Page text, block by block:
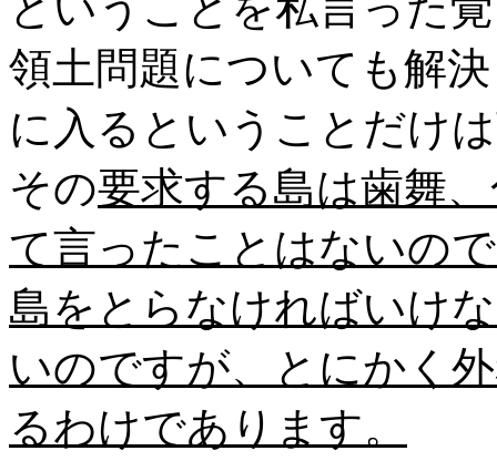
領土問題についても解
に入るということだけ
その要求する島は歯舞
て言ったことはないの
島をとらなければいけ
いのですが、とにかく
るわけであります。